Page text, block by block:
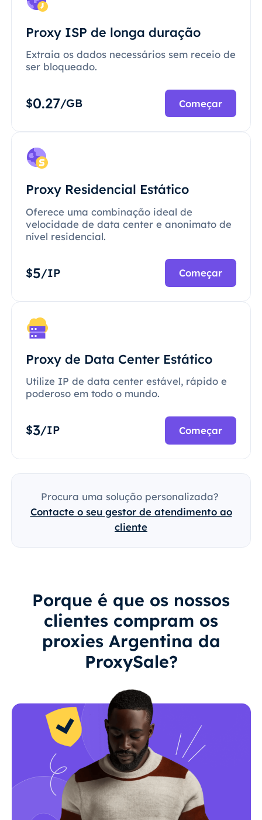
Proxy ISP de longa duração
Extraia os dados necessários sem receio de
ser bloqueado.
$0.27/GB Começar
Proxy Residencial Estático
Oferece uma combinação ideal de
velocidade de data center e anonimato de
nível residencial.
$5/IP Começar
Proxy de Data Center Estático
Utilize IP de data center estável, rápido e
poderoso em todo o mundo.
$3/IP Começar
Procura uma solução personalizada?
Contacte o seu gestor de atendimento ao
cliente
Porque é que os nossos
clientes compram os
proxies Argentina da
ProxySale?